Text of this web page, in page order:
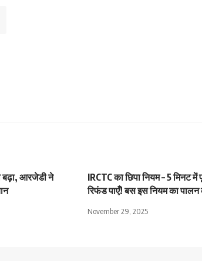
बढ़ा, आरजेडी ने
IRCTC का छिपा नियम – 5 मिनट
रिफंड पाएँ! बस इस नियम का
November 29, 2025